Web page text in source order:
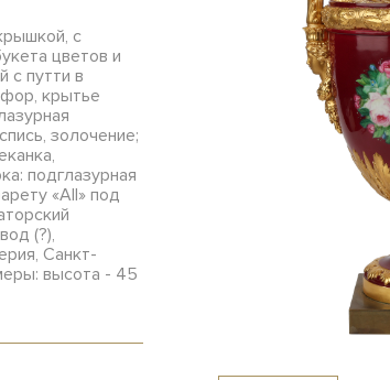
с
цветов и
с путти в
крытье
золочение;
подглазурная
«АII» под
(?),
Санкт-
высота - 45